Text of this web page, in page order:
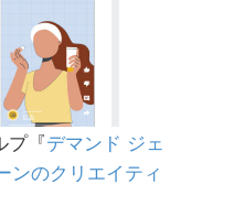
プ『デマンド ジェ
ンのクリエイティ